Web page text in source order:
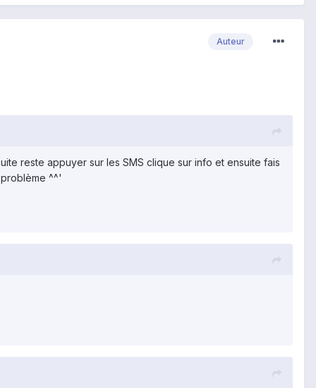
Auteur
reste appuyer sur les SMS clique sur info et ensuite fais
^^'